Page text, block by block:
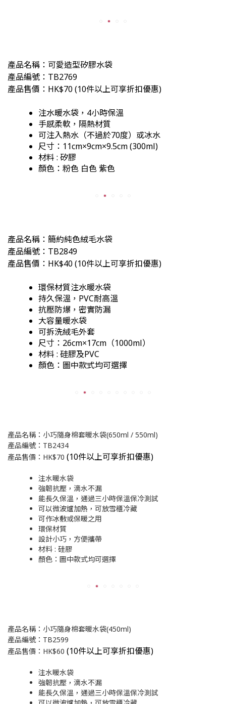
產品名稱：可愛造型矽膠水袋
產品編號：TB2769
產品售價：HK$70(10件以上可享折扣優惠)
注水暖水袋，4小時保溫
手感柔軟，隔熱材質
可注入熱水（不過於70度）或冰水
尺寸：11cm×9cm×9.5cm (300ml)
材料 : 矽膠
顏色：粉色 白色 紫色
產品名稱： 簡約純色絨毛水袋
產品編號：TB2849
產品售價：HK$40(10件以上可享折扣優惠)
環保材質注水暖水袋
持久保溫 ，PVC耐高溫
抗壓防爆 ，密實防漏
大容量暖水袋
可拆洗絨毛外套
尺寸：26cm×17cm（1000ml）
材料 : 硅膠及PVC
顏色：圖中款式均可選擇
產品名稱：小巧隨身棉套暖水袋(650ml / 550ml)
產品編號：TB2434
產品售價：HK$70 (10件以上可享折扣優惠)
注水暖水袋
強韌抗壓，滴水不漏
能長久保溫，通過三小時保溫保冷測試
可以微波爐加熱，可放雪櫃冷藏
可作冰敷或保暖之用
環保材質
設計小巧，方便攜帶
材料 : 硅膠
顏色：圖中款式均可選擇
產品名稱：小巧隨身棉套暖水袋(450ml)
產品編號：TB2599
產品售價：HK$60 (10件以上可享折扣優惠)
注水暖水袋
強韌抗壓，滴水不漏
能長久保溫，通過三小時保溫保冷測試